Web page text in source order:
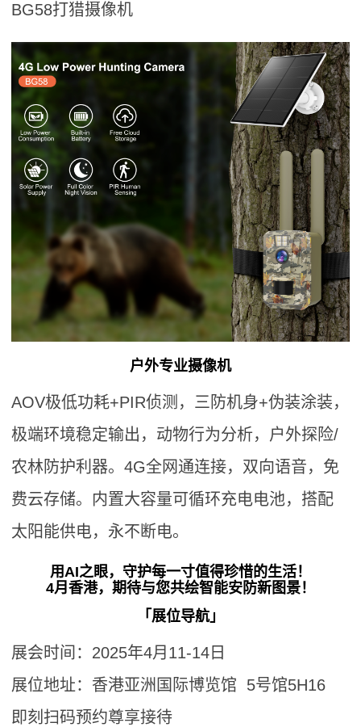
BG58打猎摄像机
户外专业摄像机
AOV极低功耗+PIR侦测，三防机身+伪装涂装，
极端环境稳定输出，动物行为分析，户外探险/
农林防护利器。4G全网通连接，双向语音，免
费云存储。内置大容量可循环充电电池，搭配
太阳能供电，永不断电。
用AI之眼，守护每一寸值得珍惜的生活！
4月香港，期待与您共绘智能安防新图景！
「展位导航」
展会时间：2025年4月11-14日
展位地址：香港亚洲国际博览馆 5号馆5H16
即刻扫码预约尊享接待